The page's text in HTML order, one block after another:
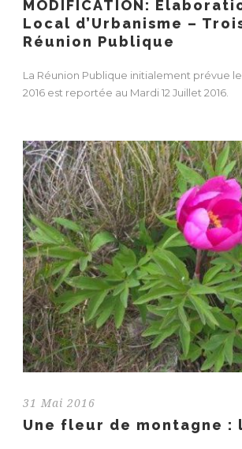
MODIFICATION:
Local d’Urbanisme –
Réunion Publique
La Réunion Publique initialement prévue le
2016 est reportée au Mardi 12 Juillet 2016.
31 Mai 2016
Une fleur de montagne :